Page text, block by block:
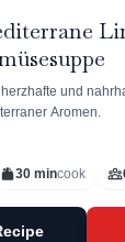
herzhafte und
Aromen.
30 mincook